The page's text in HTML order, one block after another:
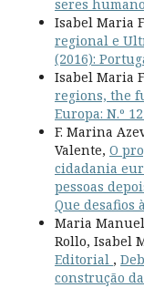
seres
Isabel Maria
regional e
(2016):
Isabel Maria
regions, the
Europa: N.º
F. Marina
Valente, O
cidadania
pessoas
Que desafios
Maria
Rollo, Isabel
Editorial ,
construção